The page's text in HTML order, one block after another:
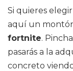
Si quieres
aquí un
fortnite.
pasarás a la
concreto